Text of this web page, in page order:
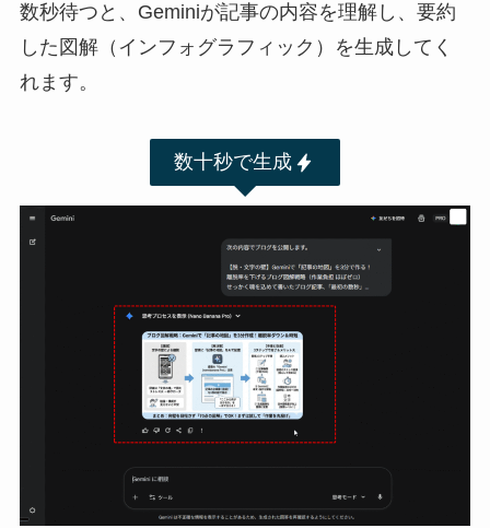
数秒待つと、Geminiが記事の内容を理解し、要約
した図解（インフォグラフィック）を生成してく
れます。
数十秒で生成